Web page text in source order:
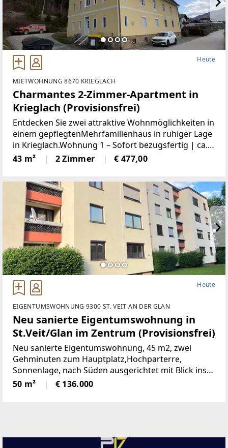
Heute
MIETWOHNUNG 8670 KRIEGLACH
Charmantes 2-Zimmer-Apartment in
Krieglach (Provisionsfrei)
Entdecken Sie zwei attraktive Wohnmöglichkeiten in
einem gepflegtenMehrfamilienhaus in ruhiger Lage
in Krieglach.Wohnung 1 – Sofort bezugsfertig | ca.
480 € BruttoFrisch und wie neu: Diese 43 m² große
Wohnung wurde komplett saniert. NeueKüche,
43 m² 2 Zimmer € 477,00
Heute
EIGENTUMSWOHNUNG 9300 ST. VEIT AN DER GLAN
Neu sanierte Eigentumswohnung in
St.Veit/Glan im Zentrum (Provisionsfrei)
Neu sanierte Eigentumswohnung, 45 m2, zwei
Gehminuten zum Hauptplatz,Hochparterre,
Sonnenlage, nach Süden ausgerichtet mit Blick ins
Grüne, mangelangt über nur 4 Stufen in die
Wohnung, Kindergarten, Volksschule,Mittelschule,
50 m² € 136.000